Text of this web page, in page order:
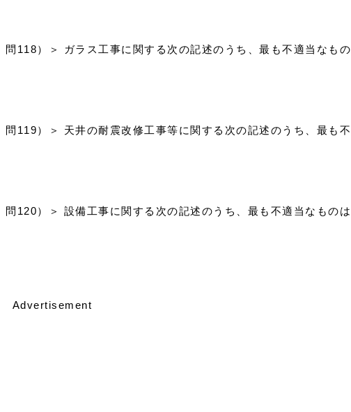
118）＞ ガラス工事に関する次の記述のうち、最も不適当なもの
119）＞ 天井の耐震改修工事等に関する次の記述のうち、最も不
120）＞ 設備工事に関する次の記述のうち、最も不適当なものは
Advertisement